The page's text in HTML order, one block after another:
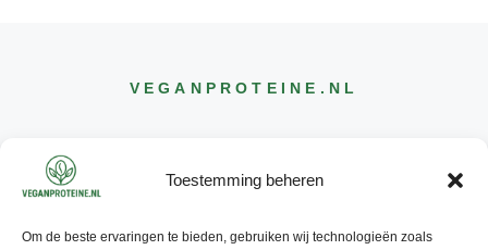
Toestemming beheren
Om de beste ervaringen te bieden, gebruiken wij technologieën zoals
VEGANPROTEINE .NL
CONTACT